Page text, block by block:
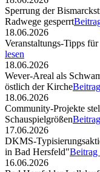
Sperrung der
Radwege gesperrt
18.06.2026
Veranstaltungs-Tipps
lesen
18.06.2026
Wever-Areal als
östlich der Kirche
18.06.2026
Community-Projekte
Schauspielgrößen
17.06.2026
DKMS-
in Bad Hersfeld"Beitrag
16.06.2026